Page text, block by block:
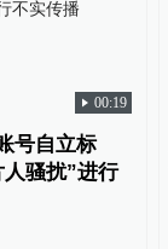
00:19
号自立标
骚扰”进行